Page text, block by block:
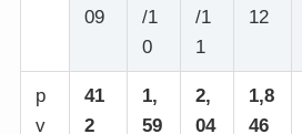
09
/1
0
/1
1
12
p
v
41
2
1,
59
2,
04
1,8
46